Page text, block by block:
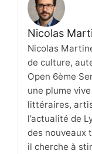
Nicolas
Nicolas
de culture,
Open 6ème
une plume
littéraires,
l’actualité de
des nouveaux
il cherche à